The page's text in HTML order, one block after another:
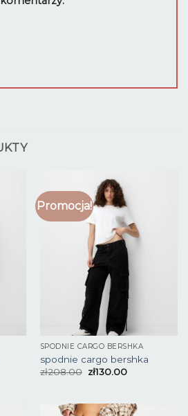
Promocja!
SPODNIE CARGO BERSHKA
spodnie cargo bershka
zł208.00 zł130.00